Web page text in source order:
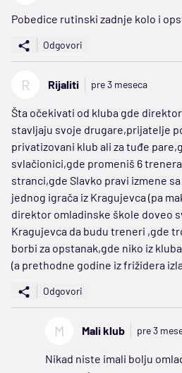
Pobedice rutinski zadnje kolo i
Odgovori
R Rijaliti pre 3 meseca
Šta očekivati od kluba gde
stavljaju svoje drugare,prijatelje
privatizovani klub ali za tuđe
svlačionici,gde promeniš 6
stranci,gde Slavko pravi izmene
jednog igrača iz Kragujevca (pa
direktor omladinske škole doveo
Kragujevca da budu treneri ,gde
borbi za opstanak,gde niko iz
(a prethodne godine iz frižidera
Odgovori
M Mali klub pre 3
Nikad niste imali bolju